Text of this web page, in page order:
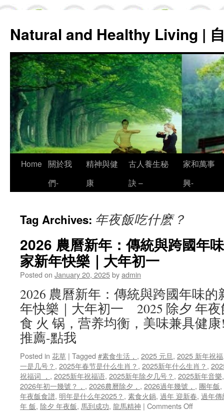
Natural and Healthy Living |
Skip
Home 關於我
們-
精神與健
康
古人養生秘
訣 –
家和萬事
興-
Tag Archives: 年夜飯吃什麽？
2026 農曆新年：傳統與跨國年
家新年快樂｜大年初一
Posted on January 20, 2025byadmin
2026 農曆新年：傳統與跨國年味
年快樂｜大年初一 2025 除夕 年
食 火 锅，营养均衡，美味兼具健
推薦-點我
Posted in 花草 | Tagged #素食生活， , 2025 元旦, 2025 新年祝福
一是几号？ , 2025年春节是什么生肖？ , 2025新年什么生肖？ ,
祝福词 ， , 2025新年祝福语, 2025新年除夕几号？ , 2025新年音樂
2026年初一幾號？， , 2026農曆除夕， , 2026過年幾號， , 團年飯,
年夜飯食譜, 明年是什么年2025？ , 素食火鍋, 過年 迎新春, 過年傳
年 飯, 除夕 年夜飯, 馬到成功, 龍馬精神 | Comments Offon